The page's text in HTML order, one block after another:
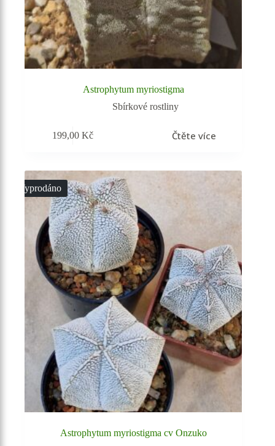
Astrophytum myriostigma
Sbírkové rostliny
199,00Kč Čtěte více
Vyprodáno
Astrophytum myriostigma cv Onzuko